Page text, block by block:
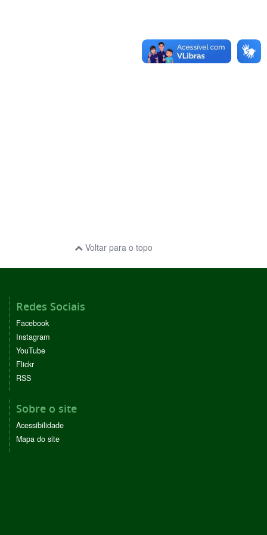
Voltar para o topo
Redes Sociais
Facebook
Instagram
YouTube
Flickr
RSS
Sobre o site
Acessibilidade
Mapa do site